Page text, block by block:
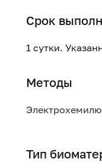
Срок
1 сутки.
Методы
Тип